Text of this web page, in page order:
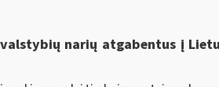
narių atgabentus į